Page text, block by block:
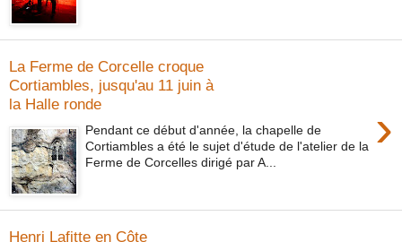
La Ferme de Corcelle croque
Cortiambles, jusqu'au 11 juin à
la Halle ronde
›
Pendant ce début d'année, la chapelle de
Cortiambles a été le sujet d'étude de l'atelier de la
Ferme de Corcelles dirigé par A...
Henri Lafitte en Côte